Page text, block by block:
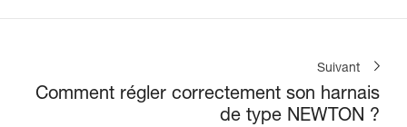
Suivant
Comment régler correctement son harnais
de type NEWTON ?